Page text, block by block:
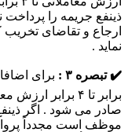
ذینفع جریمه را پرداخت
ارجاع و تقاضای تخریب
نماید .
✔️ تبصره ۳ :
برابر تا ۴
صادر می شود . اگر
موظف است مجدداً